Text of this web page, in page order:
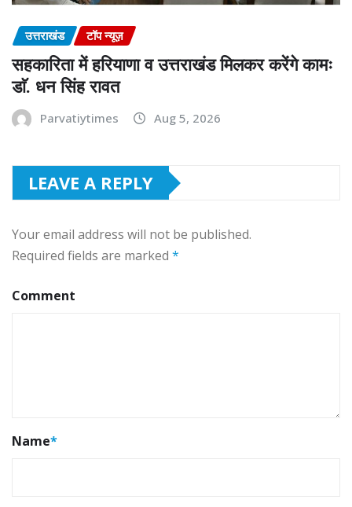
उत्तराखंड टॉप न्यूज़
सहकारिता में हरियाणा व उत्तराखंड मिलकर करेंगे कामः
डाॅ. धन सिंह रावत
Parvatiytimes Aug 5, 2026
LEAVE A REPLY
Your email address will not be published.
Required fields are marked *
Comment
Name*